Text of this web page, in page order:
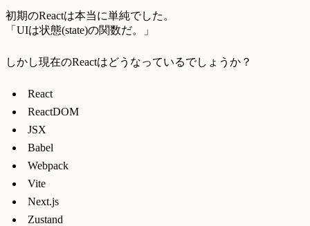
初期のReactは本当に単純でした。
「UIは状態(state)の関数だ。」
しかし現在のReactはどうなっているでしょうか？
React
ReactDOM
JSX
Babel
Webpack
Vite
Next.js
Zustand